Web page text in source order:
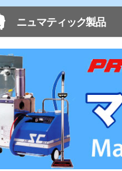
ニュマティック製品